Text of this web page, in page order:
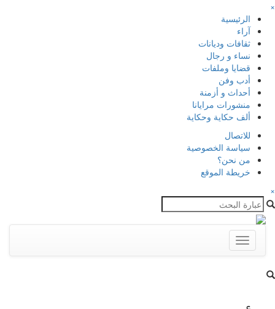
×
الرئيسية
آراء
ثقافات وديانات
نساء و رجال
قضايا وملفات
أدب وفن
أحداث و أزمنة
منشورات مرايانا
ألف حكاية وحكاية
للاتصال
سياسة الخصوصية
من نحن؟
خريطة الموقع
×
Toggle
navigation